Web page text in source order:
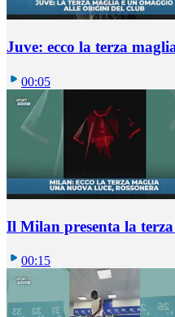
Juve: ecco la terza
00:05
Il Milan presenta la
00:15